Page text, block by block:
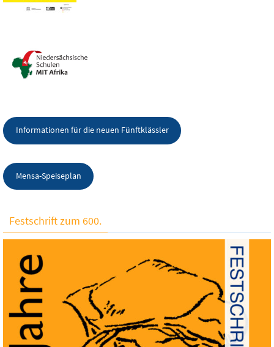
Informationen für die neuen Fünftklässler
Mensa-Speiseplan
Festschrift zum 600.